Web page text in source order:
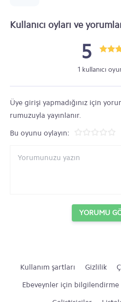
Kullanıcı oyları ve
5
1 kullanıcı
Üye girişi yapmadığınız için
rumuzuyla yayınlanır.
Bu oyunu oylayın:
YORUMU
Kullanım şartları Gizlilik
Ebeveynler için bilgilendirme